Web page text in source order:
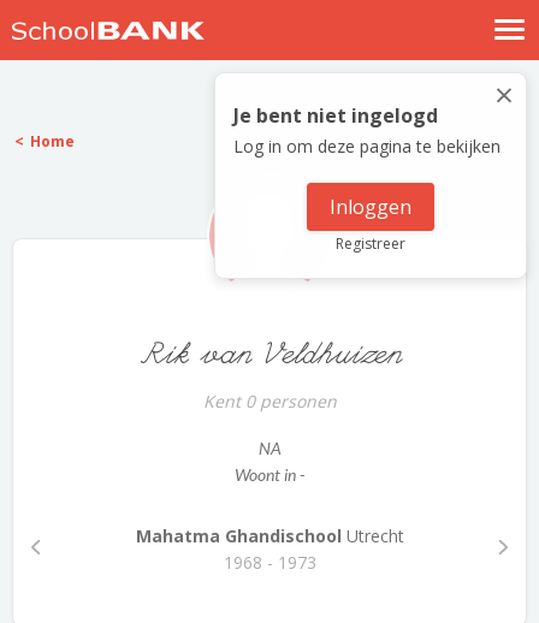
Nostalgische verhalen
Log in
Meld je gratis aan
×
Je bent niet ingelogd
Log in om deze pagina te bekijken
Inloggen
Registreer
Home
Rik van Veldhuizen
Kent 0 personen
NA
Woont in -
Mahatma Ghandischool Utrecht
1968 - 1973